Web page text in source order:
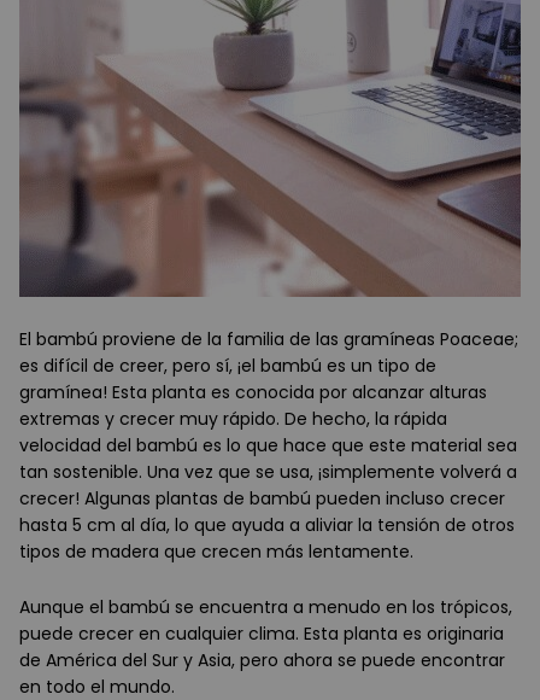
El bambú proviene de la familia de las gramíneas Poaceae;
es difícil de creer, pero sí, ¡el bambú es un tipo de
gramínea! Esta planta es conocida por alcanzar alturas
extremas y crecer muy rápido. De hecho, la rápida
velocidad del bambú es lo que hace que este material sea
tan sostenible. Una vez que se usa, ¡simplemente volverá a
crecer! Algunas plantas de bambú pueden incluso crecer
hasta 5 cm al día, lo que ayuda a aliviar la tensión de otros
tipos de madera que crecen más lentamente.
Aunque el bambú se encuentra a menudo en los trópicos,
puede crecer en cualquier clima. Esta planta es originaria
de América del Sur y Asia, pero ahora se puede encontrar
en todo el mundo.